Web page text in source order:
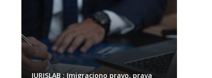
JURISLAB : Imigraciono pravo, prava